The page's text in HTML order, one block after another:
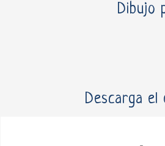
Dibujo
Descarga el